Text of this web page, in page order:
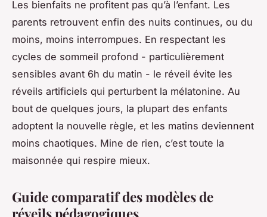
Les bienfaits ne profitent pas qu’à l’enfant. Les
parents retrouvent enfin des nuits continues, ou du
moins, moins interrompues. En respectant les
cycles de sommeil profond - particulièrement
sensibles avant 6h du matin - le réveil évite les
réveils artificiels qui perturbent la mélatonine. Au
bout de quelques jours, la plupart des enfants
adoptent la nouvelle règle, et les matins deviennent
moins chaotiques. Mine de rien, c’est toute la
maisonnée qui respire mieux.
Guide comparatif des modèles de